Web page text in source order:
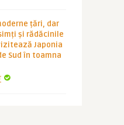
țări, dar
și rădăcinile
Japonia
Sud în toamna